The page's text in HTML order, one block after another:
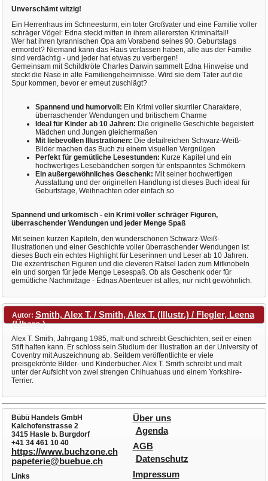
Unverschämt witzig!
Ein Herrenhaus im Schneesturm, ein toter Großvater und eine Familie voller
schräger Vögel: Edna steckt mitten in ihrem allerersten Kriminalfall!
Wer hat ihren tyrannischen Opa am Vorabend seines 90. Geburtstags
ermordet? Niemand kann das Haus verlassen haben, alle aus der Familie
sind verdächtig - und jeder hat etwas zu verbergen!
Gemeinsam mit Schildkröte Charles Darwin sammelt Edna Hinweise und
steckt die Nase in alte Familiengeheimnisse. Wird sie dem Täter auf die
Spur kommen, bevor er erneut zuschlägt?
Spannend und humorvoll: Ein Krimi voller skurriler Charaktere,
überraschender Wendungen und britischem Charme
Ideal für Kinder ab 10 Jahren: Die originelle Geschichte begeistert
Mädchen und Jungen gleichermaßen
Mit liebevollen Illustrationen: Die detailreichen Schwarz-Weiß-
Bilder machen das Buch zu einem visuellen Vergnügen
Perfekt für gemütliche Lesestunden: Kurze Kapitel und ein
hochwertiges Lesebändchen sorgen für entspanntes Schmökern
Ein außergewöhnliches Geschenk: Mit seiner hochwertigen
Ausstattung und der originellen Handlung ist dieses Buch ideal für
Geburtstage, Weihnachten oder einfach so
Spannend und urkomisch - ein Krimi voller schräger Figuren,
überraschender Wendungen und jeder Menge Spaß
Mit seinen kurzen Kapiteln, den wunderschönen Schwarz-Weiß-
Illustrationen und einer Geschichte voller überraschender Wendungen ist
dieses Buch ein echtes Highlight für Leserinnen und Leser ab 10 Jahren.
Die exzentrischen Figuren und die cleveren Rätsel laden zum Mitknobeln
ein und sorgen für jede Menge Lesespaß. Ob als Geschenk oder für
gemütliche Nachmittage - Ednas Abenteuer ist alles, nur nicht gewöhnlich.
Autor: Smith, Alex T. / Smith, Alex T. (Illustr.) / Flegler, Leena
(Übers.)
Alex T. Smith, Jahrgang 1985, malt und schreibt Geschichten, seit er einen
Stift halten kann. Er schloss sein Studium der Illustration an der University of
Coventry mit Auszeichnung ab. Seitdem veröffentlichte er viele
preisgekrönte Bilder- und Kinderbücher. Alex T. Smith schreibt und malt
unter der Aufsicht von zwei strengen Chihuahuas und einem Yorkshire-
Terrier.
Bübü Handels GmbH
Kalchofenstrasse 2
3415 Hasle b. Burgdorf
+41 34 461 10 40
https://www.buchzone.ch
papeterie@buebue.ch
Über uns
Agenda
AGB
Datenschutz
Impressum
Links